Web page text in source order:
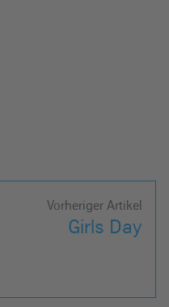
Vorheriger Artikel
Girls Day